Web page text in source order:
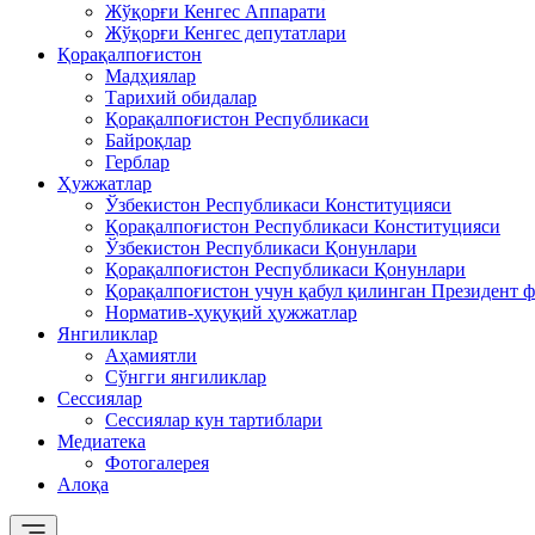
Жўқорғи Кенгес Аппарати
Жўқорғи Кенгес депутатлари
Қорақалпоғистон
Мадҳиялар
Тарихий обидалар
Қорақалпоғистон Республикаси
Байроқлар
Герблар
Ҳужжатлар
Ўзбекистон Республикаси Конституцияси
Қорақалпоғистон Республикаси Конституцияси
Ўзбекистон Республикаси Қонунлари
Қорақалпоғистон Республикаси Қонунлари
Қорақалпоғистон учун қабул қилинган Президент
Норматив-ҳуқуқий ҳужжатлар
Янгиликлар
Аҳамиятли
Сўнгги янгиликлар
Сессиялар
Сессиялар кун тартиблари
Медиатека
Фотогалерея
Алоқа